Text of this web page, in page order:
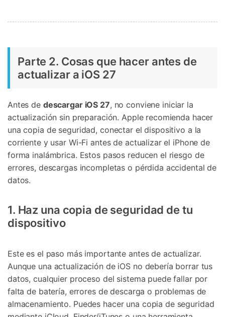
Parte 2. Cosas que hacer antes de
actualizar a iOS 27
Antes de descargar iOS 27, no conviene iniciar la
actualización sin preparación. Apple recomienda hacer
una copia de seguridad, conectar el dispositivo a la
corriente y usar Wi-Fi antes de actualizar el iPhone de
forma inalámbrica. Estos pasos reducen el riesgo de
errores, descargas incompletas o pérdida accidental de
datos.
1. Haz una copia de seguridad de tu
dispositivo
Este es el paso más importante antes de actualizar.
Aunque una actualización de iOS no debería borrar tus
datos, cualquier proceso del sistema puede fallar por
falta de batería, errores de descarga o problemas de
almacenamiento. Puedes hacer una copia de seguridad